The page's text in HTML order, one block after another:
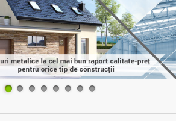
2 3 4 5 6 7 8 9